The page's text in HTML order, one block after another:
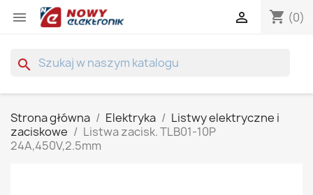
 shopping_cart (0)

search
Strona główna Elektryka
Listwy elektryczne i
zaciskowe
Listwa zacisk. TLB01-10P
24A,450V,2.5mm